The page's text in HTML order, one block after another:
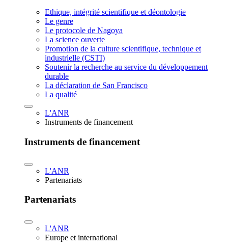
Ethique, intégrité scientifique et déontologie
Le genre
Le protocole de Nagoya
La science ouverte
Promotion de la culture scientifique, technique et
industrielle (CSTI)
Soutenir la recherche au service du développement
durable
La déclaration de San Francisco
La qualité
L'ANR
Instruments de financement
Instruments de financement
L'ANR
Partenariats
Partenariats
L'ANR
Europe et international